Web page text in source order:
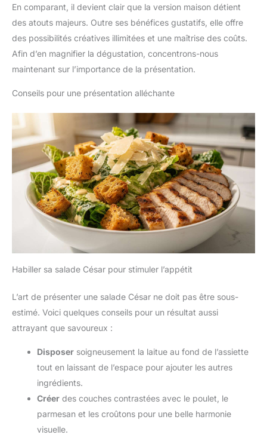
En comparant, il devient clair que la version maison détient
des atouts majeurs. Outre ses bénéfices gustatifs, elle offre
des possibilités créatives illimitées et une maîtrise des coûts.
Afin d’en magnifier la dégustation, concentrons-nous
maintenant sur l’importance de la présentation.
Conseils pour une présentation alléchante
Habiller sa salade César pour stimuler l’appétit
L’art de présenter une salade César ne doit pas être sous-
estimé. Voici quelques conseils pour un résultat aussi
attrayant que savoureux :
Disposer soigneusement la laitue au fond de l’assiette
tout en laissant de l’espace pour ajouter les autres
ingrédients.
Créer des couches contrastées avec le poulet, le
parmesan et les croûtons pour une belle harmonie
visuelle.